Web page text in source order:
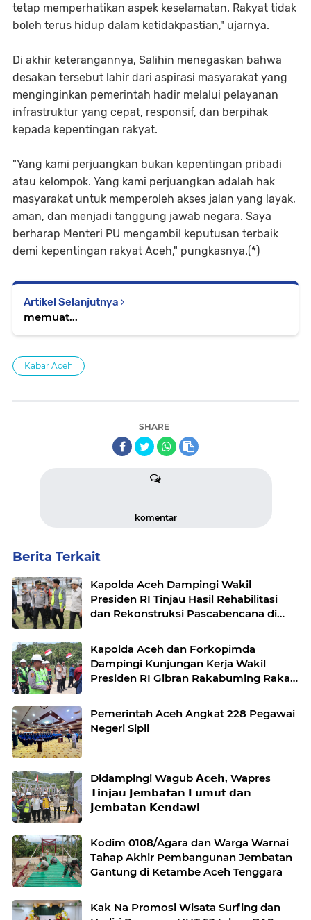
tetap memperhatikan aspek keselamatan. Rakyat tidak
boleh terus hidup dalam ketidakpastian," ujarnya.
Di akhir keterangannya, Salihin menegaskan bahwa
desakan tersebut lahir dari aspirasi masyarakat yang
menginginkan pemerintah hadir melalui pelayanan
infrastruktur yang cepat, responsif, dan berpihak
kepada kepentingan rakyat.
"Yang kami perjuangkan bukan kepentingan pribadi
atau kelompok. Yang kami perjuangkan adalah hak
masyarakat untuk memperoleh akses jalan yang layak,
aman, dan menjadi tanggung jawab negara. Saya
berharap Menteri PU mengambil keputusan terbaik
demi kepentingan rakyat Aceh," pungkasnya.(*)
Artikel Selanjutnya
memuat...
Kabar Aceh
SHARE
komentar
Berita Terkait
Kapolda Aceh Dampingi Wakil
Presiden RI Tinjau Hasil Rehabilitasi
dan Rekonstruksi Pascabencana di
Kapolda Aceh dan Forkopimda
Dampingi Kunjungan Kerja Wakil
Presiden RI Gibran Rakabuming Raka
Pemerintah Aceh Angkat 228 Pegawai
Negeri Sipil
Didampingi Wagub 𝗔𝗰𝗲𝗵, Wapres
𝗧𝗶𝗻𝗷𝗮𝘂 𝗝𝗲𝗺𝗯𝗮𝘁𝗮𝗻 𝗟𝘂𝗺𝘂𝘁 𝗱𝗮𝗻
𝗝𝗲𝗺𝗯𝗮𝘁𝗮𝗻 𝗞𝗲𝗻𝗱𝗮𝘄𝗶
Kodim 0108/Agara dan Warga Warnai
Tahap Akhir Pembangunan Jembatan
Gantung di Ketambe Aceh Tenggara
Kak Na Promosi Wisata Surfing dan